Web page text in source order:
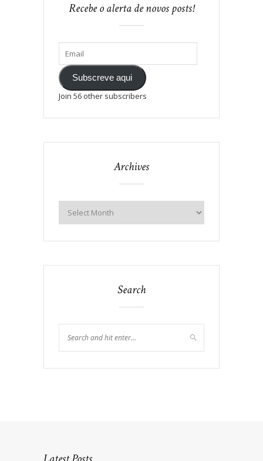
Recebe o alerta de novos posts!
Subscreve aqui
Join 56 other subscribers
Archives
Search